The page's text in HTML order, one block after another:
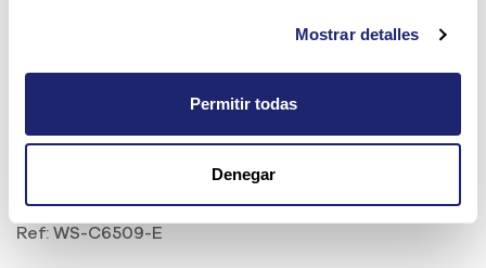
Mostrar detalles
Permitir todas
Denegar
Enhanced Chassis (9 Slots)
Ref: WS-C6509-E